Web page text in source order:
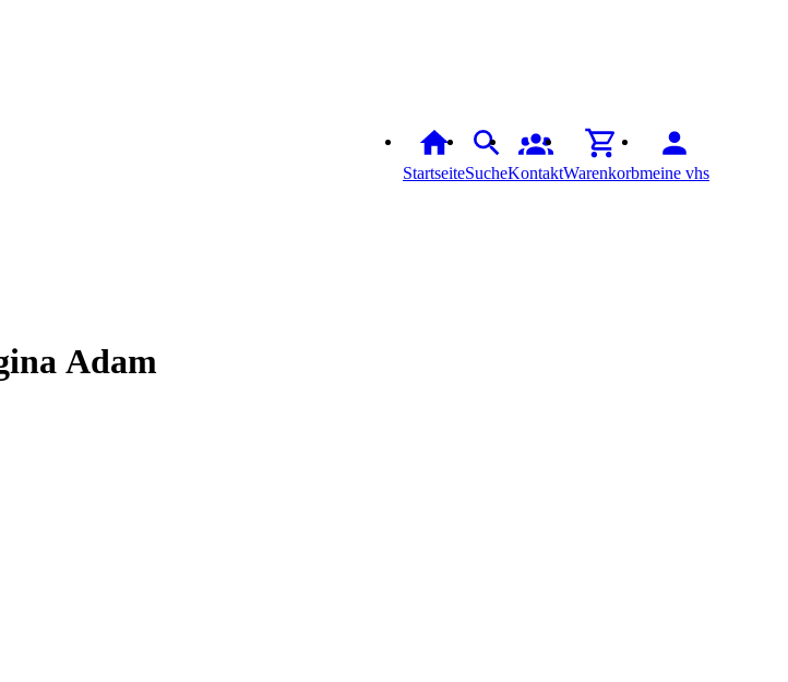
StartseiteSucheKontaktWarenkorbmeine vhs
Adam